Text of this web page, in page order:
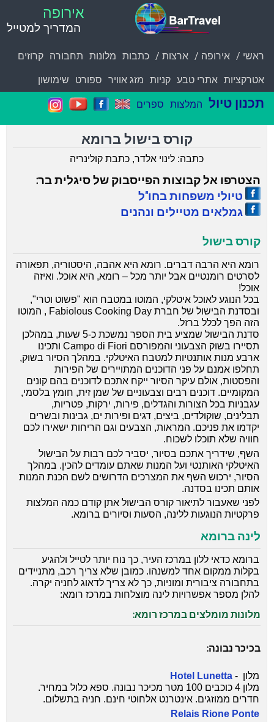
אירופה
המדריך למטייל
ראשי / אירופה / ארצות / כתבות מלונות תחבורה קרוזים
אטרקציות אתרי טבע קניות מזג אוויר ספורט שימושון
תכנון טיול המלצות ספרים
קורסבישול ברומא
כתבה: לינוי אלדר, כתבת קולינריה
הצטרפו אל קבוצות הפייסבוק של סיגלית בר:
טיולי משפחות בחו"ל
גמלאים מטיילים ונהנים
קורס בישול
רומא היא הרבה דברים. רומא היא אהבה, היסטוריה, תפאורה
לסרטים רומנטיים אבל יותר מכל – רומא, היא אוכל. ואיזה
אוכל!
בכל הנוגע לאוכל איטלקי, המוטו במטבח הוא "פשוט וטרי",
ובסדנת הבישול של חברת Fabiolous Cooking Day , המוטו
הזה הפך לכלל ברזל.
סדנת הבישול שמציע בית הספר נמשכת כ-5 שעות, במהלכן
תסיירו בשוק הצבעוני והמפורסם Campo di Fiori ותכינו
ארבע מנות אותנטיות למטבח האיטלקי. במהלך הסיור בשוק,
תחלפו אמנם על פני הדוכנים המתויירים של הפירות
והפסטות, אולם עיקר הסיור ייקח אתכם לדוכנים בהם קונים
המקומיים. דוכנים רבים וצבעוניים של שמן זית, חומץ בלסמי,
עגבניות בכל הצורות והגדלים, פירות, ירקות, פטריות,
תבלינים, שוקולדים, ביצים, דגים ופירות ים, גבינות ובשרים
יקדמו את פניכם. המראות, הצבעים וגם הריחות ישאירו לכם
חוויה שלא תוכלו לשכוח.
השף, שידריך אתכם בסיור, יסביר לכם רבות על הבישול
האיטלקי האותנטי ועל המנות שאתם עומדים להכין. במהלך
הסיור, ירכוש השף את המצרכים הדרושים לשם הכנת המנות
אותם תכינו בסדנה.
לפני שאעבור לתיאור קורס הבישול אתן קודם כמה המלצות
פרקטיות הנוגעות ללינה, הסעות וסיורים ברומא.
לינה ברומא
ברומא כדאי ללון במרכז העיר, כך נוח יותר לטייל ולהגיע
בקלות ממקום אחד למשנהו. כמובן שלא צריך רכב, מתניידים
בתחבורה ציבורית ומוניות, כך לא צריך לדאוג לחניה יקרה.
להלן מספר אפשרויות לינה מוצלחות במרכז רומא:
מלונות מומלצים במרכז רומא:
בכיכר נבונה:
מלון - Hotel Lunetta
מלון 4 כוכבים 100 מטר מכיכר נבונה. ספא כלול במחיר.
חדרים ממוזגים. אינטרנט אלחוטי חינם. חניה בתשלום.
Relais Rione Ponte